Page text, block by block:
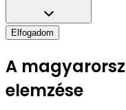
Elfogadom
A
elemzése